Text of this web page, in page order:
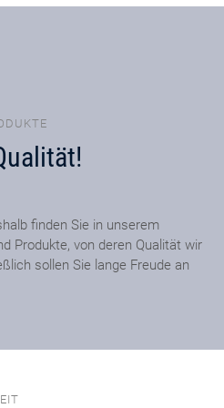
finden Sie in unserem
Produkte, von deren Qualität wir
sollen Sie lange Freude an